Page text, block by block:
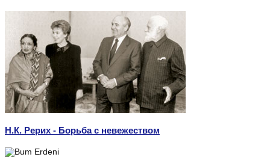
Н.К. Рерих - Борьба с невежеством